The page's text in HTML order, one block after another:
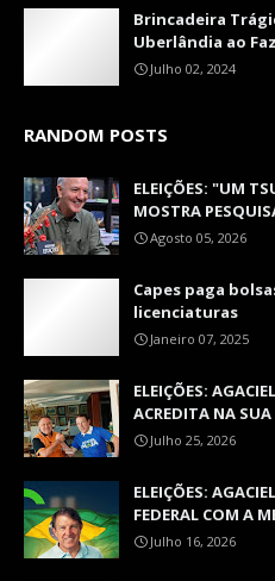
Brincadeira
Uberlândia ao
Julho 02, 2024
RANDOM POSTS
ELEIÇÕES: "UM
MOSTRA
Agosto 05, 2026
Capes paga
licenciaturas
Janeiro 07, 2025
ELEIÇÕES:
ACREDITA NA SUA
Julho 25, 2026
ELEIÇÕES:
FEDERAL COM A
Julho 16, 2026